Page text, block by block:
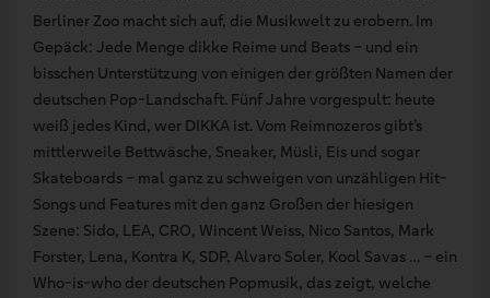
Berliner Zoo macht sich auf, die Musikwelt zu erobern. Im
Gepäck: Jede Menge dikke Reime und Beats – und ein
bisschen Unterstützung von einigen der größten Namen der
deutschen Pop-Landschaft. Fünf Jahre vorgespult: heute
weiß jedes Kind, wer DIKKA ist. Vom Reimnozeros gibt’s
mittlerweile Bettwäsche, Sneaker, Müsli, Eis und sogar
Skateboards – mal ganz zu schweigen von unzähligen Hit-
Songs und Features mit den ganz Großen der hiesigen
Szene: Sido, LEA, CRO, Wincent Weiss, Nico Santos, Mark
Forster, Lena, Kontra K, SDP, Alvaro Soler, Kool Savas … – ein
Who-is-who der deutschen Popmusik, das zeigt, welche